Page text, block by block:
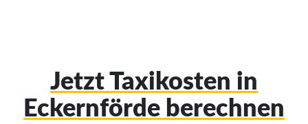
Jetzt Taxikosten in
Eckernförde berechnen